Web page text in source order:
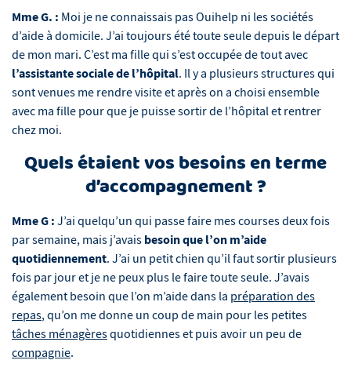
Mme G. : Moi je ne connaissais pas Ouihelp ni les sociétés
d’aide à domicile. J’ai toujours été toute seule depuis le départ
de mon mari. C’est ma fille qui s’est occupée de tout avec
l’assistante sociale de l’hôpital. Il y a plusieurs structures qui
sont venues me rendre visite et après on a choisi ensemble
avec ma fille pour que je puisse sortir de l’hôpital et rentrer
chez moi.
Quels étaient vos besoins en terme
d’accompagnement ?
Mme G : J’ai quelqu’un qui passe faire mes courses deux fois
par semaine, mais j’avais besoin que l’on m’aide
quotidiennement. J’ai un petit chien qu’il faut sortir plusieurs
fois par jour et je ne peux plus le faire toute seule. J’avais
également besoin que l’on m’aide dans la préparation des
repas, qu’on me donne un coup de main pour les petites
tâches ménagèresquotidiennes et puis avoir un peu de
compagnie.